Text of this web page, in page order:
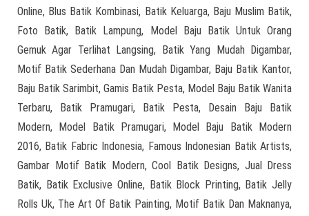
Online, Blus Batik Kombinasi, Batik Keluarga, Baju Muslim Batik,
Foto Batik, Batik Lampung, Model Baju Batik Untuk Orang
Gemuk Agar Terlihat Langsing, Batik Yang Mudah Digambar,
Motif Batik Sederhana Dan Mudah Digambar, Baju Batik Kantor,
Baju Batik Sarimbit, Gamis Batik Pesta, Model Baju Batik Wanita
Terbaru, Batik Pramugari, Batik Pesta, Desain Baju Batik
Modern, Model Batik Pramugari, Model Baju Batik Modern
2016, Batik Fabric Indonesia, Famous Indonesian Batik Artists,
Gambar Motif Batik Modern, Cool Batik Designs, Jual Dress
Batik, Batik Exclusive Online, Batik Block Printing, Batik Jelly
Rolls Uk, The Art Of Batik Painting, Motif Batik Dan Maknanya,